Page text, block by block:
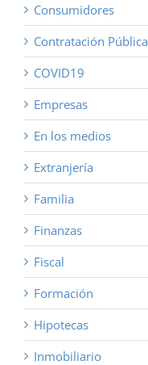
Consumidores
Contratación Pública
COVID19
Empresas
En los medios
Extranjería
Familia
Finanzas
Fiscal
Formación
Hipotecas
Inmobiliario